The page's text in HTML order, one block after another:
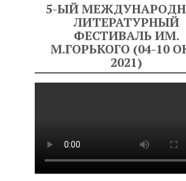
5-ЫЙ
ЛИТЕРАТУРНЫЙ
ФЕСТИВАЛЬ ИМ.
М.ГОРЬКОГО (04-10
2021)